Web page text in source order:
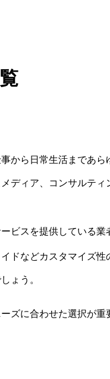
から日常生活まであ
ディア、コンサルテ
ビスを提供している業
ドなどカスタマイズ
ょう。
ズに合わせた選択が重